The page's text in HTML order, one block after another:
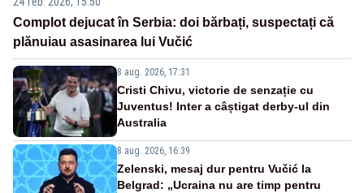
Complot dejucat în Serbia: doi bărbați, suspectați că
plănuiau asasinarea lui Vučić
8 aug. 2026, 17:31
Cristi Chivu, victorie de senzație cu
Juventus! Inter a câștigat derby-ul din
Australia
8 aug. 2026, 16:39
Zelenski, mesaj dur pentru Vučić la
Belgrad: „Ucraina nu are timp pentru